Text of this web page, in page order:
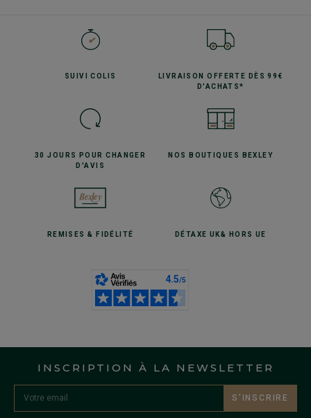
SUIVICOLIS LIVRAISON OFFERTE
DÈS 99€
D'ACHATS*
30 JOURS POURCHANGER
D'AVIS
NOS BOUTIQUES BEXLEY
REMISES& FIDÉLITÉ DÉTAXE UK& HORS UE
INSCRIPTION À LA NEWSLETTER
S’INSCRIRE